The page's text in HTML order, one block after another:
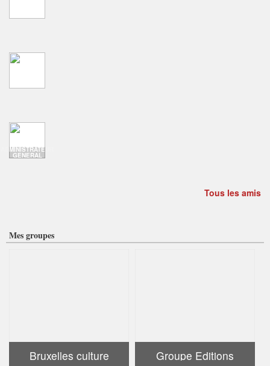
ADMINISTRATEUR
GENERAL
Tous les amis
Mes groupes
Bruxelles culture Groupe Editions